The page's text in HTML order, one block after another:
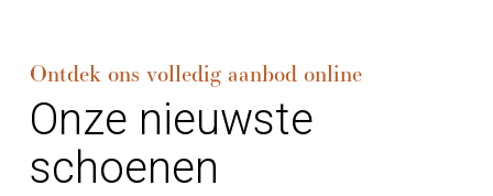
Ontdek ons volledig aanbod online
Onze nieuwste
schoenen